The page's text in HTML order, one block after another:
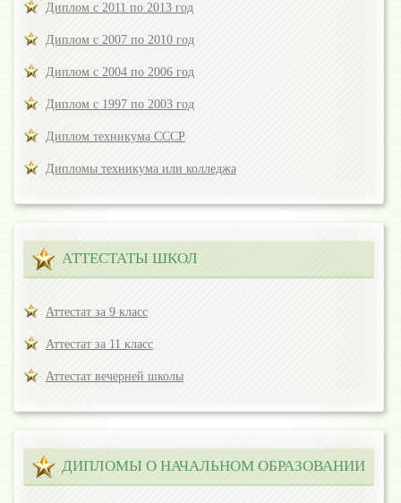
Диплом с 2011 по 2013 год
Диплом с 2007 по 2010 год
Диплом с 2004 по 2006 год
Диплом с 1997 по 2003 год
Диплом техникума СССР
Дипломы техникума или колледжа
АТТЕСТАТЫ ШКОЛ
Аттестат за 9 класс
Аттестат за 11 класс
Аттестат вечерней школы
ДИПЛОМЫ О НАЧАЛЬНОМ ОБРАЗОВАНИИ